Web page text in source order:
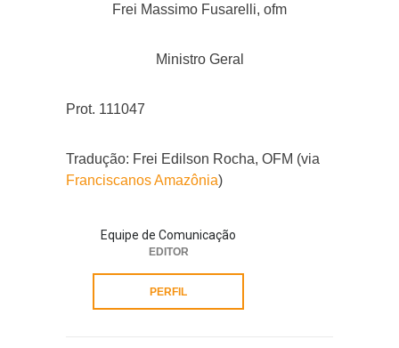
Frei Massimo Fusarelli, ofm
Ministro Geral
Prot. 111047
Tradução: Frei Edilson Rocha, OFM (via
Franciscanos Amazônia)
Equipe de Comunicação
EDITOR
PERFIL